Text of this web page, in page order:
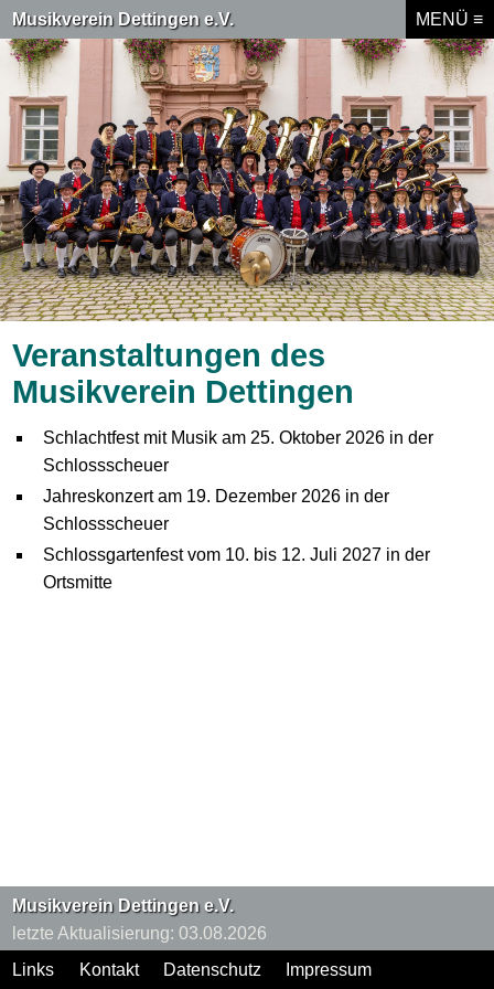
Musikverein Dettingen e.V. MENÜ ≡
MENÜ ≡
Veranstaltungen des
Musikverein Dettingen
Schlachtfest mit Musik am 25. Oktober 2026 in der
Schlossscheuer
Jahreskonzert am 19. Dezember 2026 in der
Schlossscheuer
Schlossgartenfest vom 10. bis 12. Juli 2027 in der
Ortsmitte
Musikverein Dettingen e.V.
letzte Aktualisierung:03.08.2026
Links
Kontakt Datenschutz Impressum